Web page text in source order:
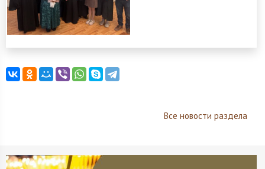
Все новости раздела